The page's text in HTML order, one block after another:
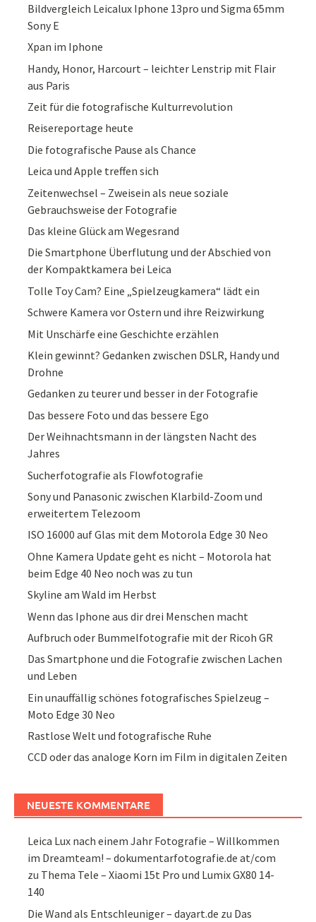
Bildvergleich Leicalux Iphone 13pro und Sigma 65mm
Sony E
Xpan im Iphone
Handy, Honor, Harcourt – leichter Lenstrip mit Flair
aus Paris
Zeit für die fotografische Kulturrevolution
Reisereportage heute
Die fotografische Pause als Chance
Leica und Apple treffen sich
Zeitenwechsel – Zweisein als neue soziale
Gebrauchsweise der Fotografie
Das kleine Glück am Wegesrand
Die Smartphone Überflutung und der Abschied von
der Kompaktkamera bei Leica
Tolle Toy Cam? Eine „Spielzeugkamera“ lädt ein
Schwere Kamera vor Ostern und ihre Reizwirkung
Mit Unschärfe eine Geschichte erzählen
Klein gewinnt? Gedanken zwischen DSLR, Handy und
Drohne
Gedanken zu teurer und besser in der Fotografie
Das bessere Foto und das bessere Ego
Der Weihnachtsmann in der längsten Nacht des
Jahres
Sucherfotografie als Flowfotografie
Sony und Panasonic zwischen Klarbild-Zoom und
erweitertem Telezoom
ISO 16000 auf Glas mit dem Motorola Edge 30 Neo
Ohne Kamera Update geht es nicht – Motorola hat
beim Edge 40 Neo noch was zu tun
Skyline am Wald im Herbst
Wenn das Iphone aus dir drei Menschen macht
Aufbruch oder Bummelfotografie mit der Ricoh GR
Das Smartphone und die Fotografie zwischen Lachen
und Leben
Ein unauffällig schönes fotografisches Spielzeug –
Moto Edge 30 Neo
Rastlose Welt und fotografische Ruhe
CCD oder das analoge Korn im Film in digitalen Zeiten
NEUESTE KOMMENTARE
Leica Lux nach einem Jahr Fotografie – Willkommen
im Dreamteam! – dokumentarfotografie.de at/com
zu Thema Tele – Xiaomi 15t Pro und Lumix GX80 14-
140
Die Wand als Entschleuniger – dayart.de zu Das